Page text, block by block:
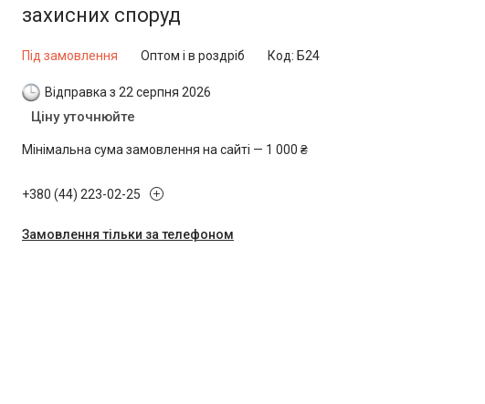
захисних споруд
Під замовлення Оптом і в роздріб Код: Б24
Відправка з 22 серпня 2026
Ціну уточнюйте
Мінімальна сума замовлення на сайті — 1 000 ₴
+380 (44) 223-02-25
Замовлення тільки за телефоном